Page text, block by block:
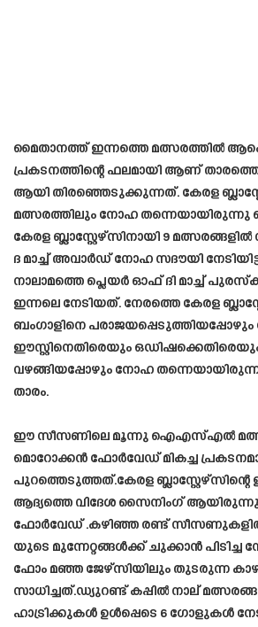
മൈതാനത്ത് ഇന്നത്തെ മത്സരത്തിൽ
പ്രകടനത്തിന്റെ ഫലമായി ആണ്
ആയി തിരഞ്ഞെടുക്കുന്നത്. കേരള
മത്സരത്തിലും നോഹ തന്നെയായിരുന്നു
കേരള ബ്ലാസ്റ്റേഴ്സിനായി 9
ദ മാച്ച് അവാർഡ് നോഹ സദൗയി
നാലാമത്തെ പ്ലെയർ ഓഫ് ദി മാച്ച്
ഇന്നലെ നേടിയത്. നേരത്തെ കേരള
ബംഗാളിനെ
ഈസ്റ്റിനെതിരെയും
വഴങ്ങിയപ്പോഴും നോഹ
താരം.
ഈ സീസണിലെ മൂന്നു ഐഎസ്എൽ
മൊറോക്കൻ ഫോർവേഡ് മികച്ച
പുറത്തെടുത്തത്.കേരള
ആദ്യത്തെ വിദേശ സൈനിംഗ്
ഫോർവേഡ് .കഴിഞ്ഞ രണ്ട്
യുടെ മുന്നേറ്റങ്ങൾക്ക് ചുക്കാൻ
ഫോം മഞ്ഞ ജേഴ്സിയിലും തുടരുന്ന
സാധിച്ചത്.ഡ്യുറണ്ട് കപ്പിൽ നാല്
ഹാട്രിക്കുകൾ ഉൾപ്പെടെ 6 ഗോളുകൾ